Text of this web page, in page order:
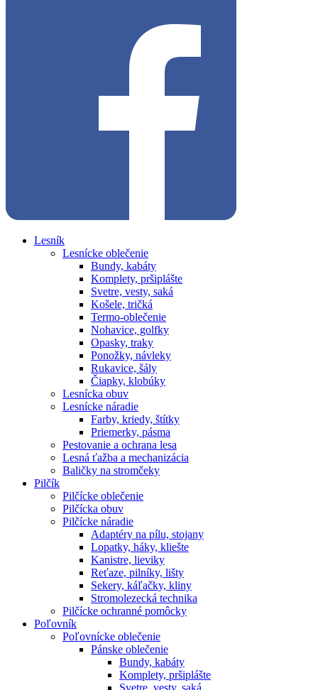
Lesník
Lesnícke oblečenie
Bundy, kabáty
Komplety, pršiplášte
Svetre, vesty, saká
Košele, tričká
Termo-oblečenie
Nohavice, golfky
Opasky, traky
Ponožky, návleky
Rukavice, šály
Čiapky, klobúky
Lesnícka obuv
Lesnícke náradie
Farby, kriedy, štítky
Priemerky, pásma
Pestovanie a ochrana lesa
Lesná ťažba a mechanizácia
Baličky na stromčeky
Pilčík
Pilčícke oblečenie
Pilčícka obuv
Pilčícke náradie
Adaptéry na pílu, stojany
Lopatky, háky, kliešte
Kanistre, lieviky
Reťaze, pilníky, lišty
Sekery, káľačky, kliny
Stromolezecká technika
Pilčícke ochranné pomôcky
Poľovník
Poľovnícke oblečenie
Pánske oblečenie
Bundy, kabáty
Komplety, pršiplášte
Svetre, vesty, saká